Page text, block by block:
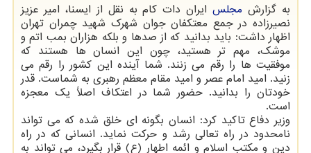
به گزارش مجلسایران دات کام به نقل از ایسنا، امیر عزیز
نصیرزاده در جمع معتکفان جوان شهرک شهید چمران تهران
اظهار داشت: باید بدانید که از صدها و بلکه هزاران بمب اتم و
موشک، مهم تر هستید، چون این انسان ها هستند که
موفقیت ها را رقم می زنند. شما آینده این کشور را رقم می
زنید. امید امام عصر و امید مقام معظم رهبری به شماست. قدر
خودتان را بدانید. حضور شما در اعتکاف اصلاً یک معجزه
است.
وزیر دفاع تاکید کرد: انسان بگونه ای خلق شده که می تواند
نامحدود در راه تعالی رشد و حرکت نماید. انسانی که در راه
دین و مکتب اسلام و ائمه اطهار (ع) قرار بگیرد، می تواند به